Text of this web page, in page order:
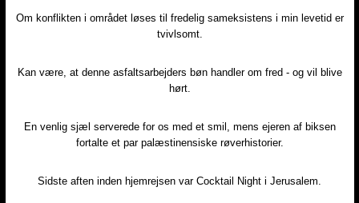
Om konflikten i området løses til fredelig sameksistens i min levetid er
tvivlsomt.​
Kan være, at denne asfaltsarbejders bøn handler om fred - og vil blive
hørt.​
En venlig sjæl serverede for os med et smil, mens ejeren af biksen
fortalte et par palæstinensiske røverhistorier.​
Sidste aften inden hjemrejsen var Cocktail Night i Jerusalem.​